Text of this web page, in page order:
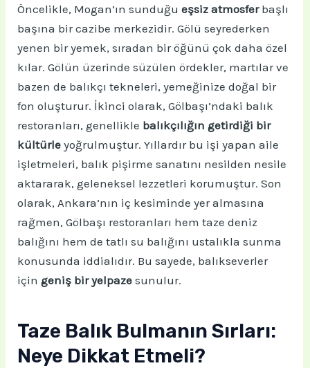
Öncelikle, Mogan’ın sunduğueşsiz atmosferbaşlı
başına bir cazibe merkezidir. Gölü seyrederken
yenen bir yemek, sıradan bir öğünü çok daha özel
kılar. Gölün üzerinde süzülen ördekler, martılar ve
bazen de balıkçı tekneleri, yemeğinize doğal bir
fon oluşturur. İkinci olarak, Gölbaşı’ndaki balık
restoranları, genellikle balıkçılığın getirdiği bir
kültürle yoğrulmuştur. Yıllardır bu işi yapan aile
işletmeleri, balık pişirme sanatını nesilden nesile
aktararak, geleneksel lezzetleri korumuştur. Son
olarak, Ankara’nın iç kesiminde yer almasına
rağmen, Gölbaşı restoranları hem taze deniz
balığını hem de tatlı su balığını ustalıkla sunma
konusunda iddialıdır. Bu sayede, balıkseverler
içingeniş bir yelpaze sunulur.
Taze Balık Bulmanın Sırları:
Neye Dikkat Etmeli?